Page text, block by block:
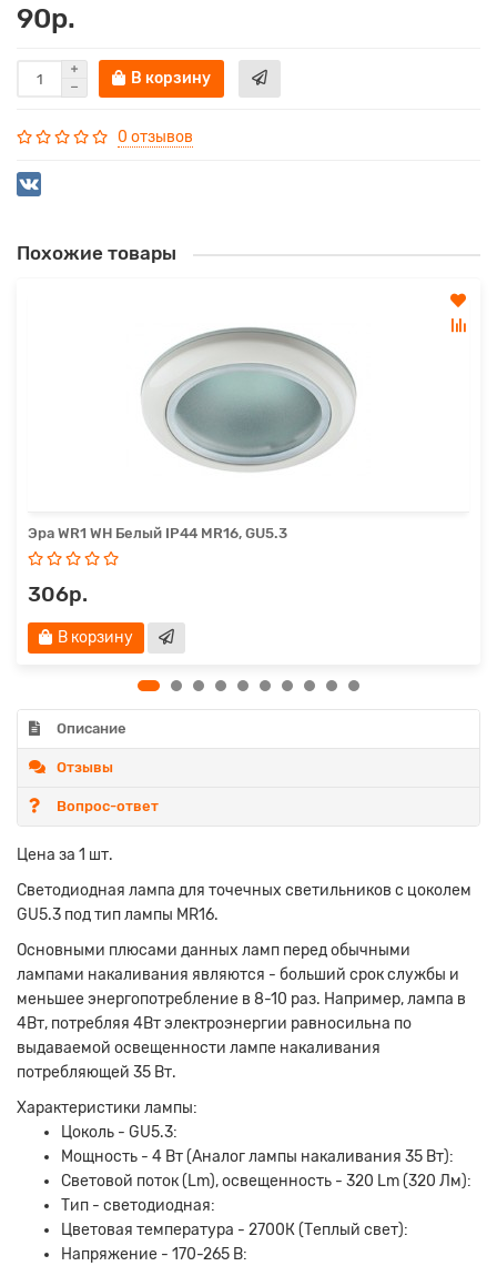
90р.
В корзину
0 отзывов
Похожие товары
Эра WR1 WH Белый IP44 MR16, GU5.3
306р.
В корзину
Описание
Отзывы
Вопрос-ответ
Цена за 1 шт.
Светодиодная лампа для точечных светильников с цоколем
GU5.3 под тип лампы MR16.
Основными плюсами данных ламп перед обычными
лампами накаливания являются - больший срок службы и
меньшее энергопотребление в 8-10 раз. Например, лампа в
4Вт, потребляя 4Вт электроэнергии равносильна по
выдаваемой освещенности лампе накаливания
потребляющей 35 Вт.
Характеристики лампы:
Цоколь - GU5.3:
Мощность - 4 Вт (Аналог лампы накаливания 35 Вт):
Световой поток (Lm), освещенность - 320 Lm (320 Лм):
Тип - светодиодная:
Цветовая температура - 2700К (Теплый свет):
Напряжение - 170-265 В: